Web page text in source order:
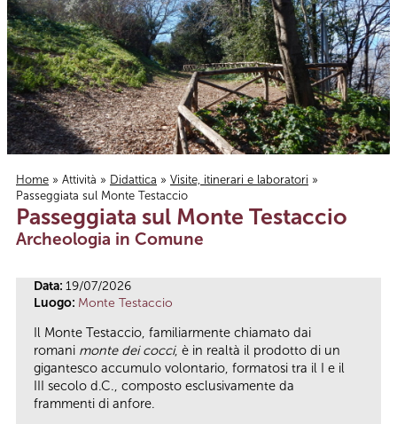
Tu sei qui
Home » Attività » Didattica » Visite, itinerari e laboratori »
Passeggiata sul Monte Testaccio
Passeggiata sul Monte Testaccio
Archeologia in Comune
Data: 19/07/2026
Luogo: Monte Testaccio
Il Monte Testaccio, familiarmente chiamato dai
romani monte dei cocci, è in realtà il prodotto di un
gigantesco accumulo volontario, formatosi tra il I e il
III secolo d.C., composto esclusivamente da
frammenti di anfore.